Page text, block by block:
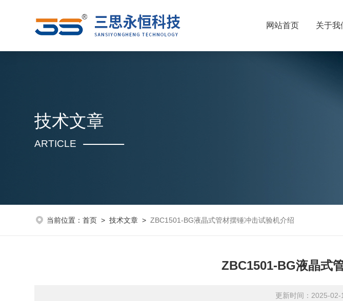
网站首页 关于我
技术文章
ARTICLE
当前位置：首页 >技术文章 >ZBC1501-BG液晶式管材摆锤冲击试验机介绍
ZBC1501-BG液晶式
更新时间：2025-